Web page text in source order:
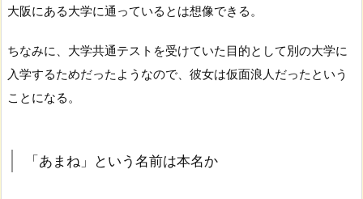
大阪にある大学に通っているとは想像できる。
ちなみに、大学共通テストを受けていた目的として別の大学に
入学するためだったようなので、彼女は仮面浪人だったという
ことになる。
「あまね」という名前は本名か